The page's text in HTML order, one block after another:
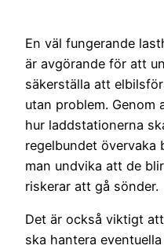
En väl fungerande
är avgörande för att
säkerställa att
utan problem.
hur laddstationerna
regelbundet övervaka
man undvika att de
riskerar att gå sönder.
Det är också viktigt
ska hantera